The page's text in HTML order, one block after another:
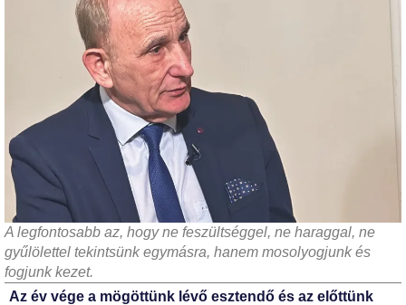
A legfontosabb az, hogy ne feszültséggel, ne haraggal, ne
gyűlölettel tekintsünk egymásra, hanem mosolyogjunk és
fogjunk kezet.
Az év vége a mögöttünk lévő esztendő és az előttünk